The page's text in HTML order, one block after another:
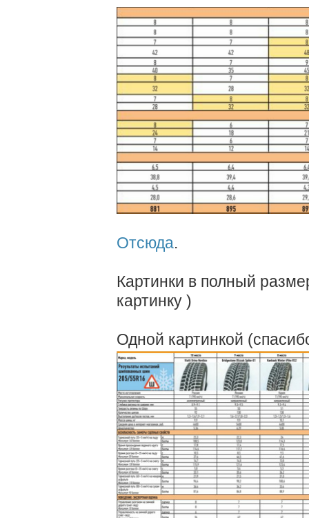
Отсюда.
Картинки в полный
картинку )
Одной картинкой